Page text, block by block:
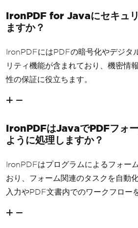
IronPDF for Javaにセキュ
ますか？
IronPDFにはPDFの暗号化やデジタ
リティ機能が含まれており、機密情
性の保証に役立ちます。
IronPDFはJavaでPDFフォ
ように処理しますか？
IronPDFはプログラムによるフォー
おり、フォーム関連のタスクを自動
入力やPDF文書内でのワークフロー